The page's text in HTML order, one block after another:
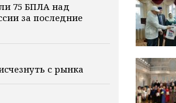
75 БПЛА над
за последние
с рынка